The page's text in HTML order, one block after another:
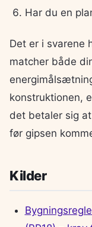
Har du en
Det er i svarene
matcher både
konstruktionen,
det betaler sig
før gipsen
Kilder